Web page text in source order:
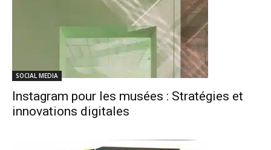
SOCIAL MEDIA
Instagram pour les musées : Stratégies et
innovations digitales